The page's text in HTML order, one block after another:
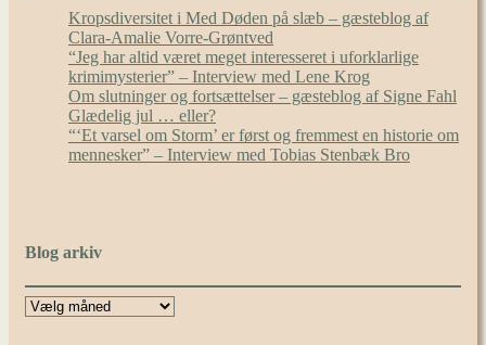
Kropsdiversitet i Med Døden på slæb – gæsteblog af
Clara-Amalie Vorre-Grøntved
“Jeg har altid været meget interesseret i uforklarlige
krimimysterier” – Interview med Lene Krog
Om slutninger og fortsættelser – gæsteblog af Signe Fahl
Glædelig jul … eller?
“‘Et varsel om Storm’ er først og fremmest en historie om
mennesker” – Interview med Tobias Stenbæk Bro
Blog arkiv